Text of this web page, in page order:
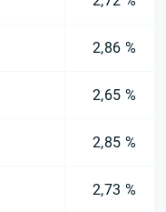
2,86 %
2,65 %
2,85 %
2,73 %